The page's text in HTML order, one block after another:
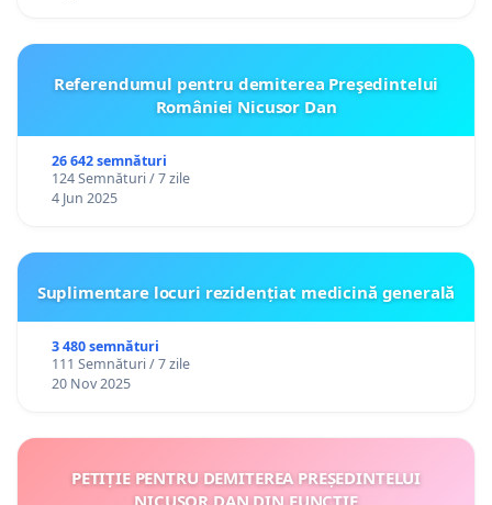
Referendumul pentru demiterea Preşedintelui
României Nicusor Dan
26 642 semnături
124 Semnături / 7 zile
4 Jun 2025
Suplimentare locuri rezidențiat medicină generală
3 480 semnături
111 Semnături / 7 zile
20 Nov 2025
PETIȚIE PENTRU DEMITEREA PREȘEDINTELUI
NICUȘOR DAN DIN FUNCȚIE